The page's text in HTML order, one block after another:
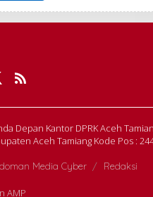
Depan Kantor DPRK Aceh
Aceh Tamiang Kode Pos :
Media Cyber Redaksi
AMP